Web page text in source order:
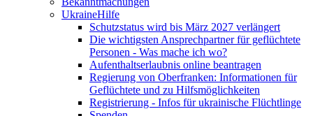
UkraineHilfe
Schutzstatus wird bis März 2027 verlängert
Die wichtigsten Ansprechpartner für geflüchtete
Personen - Was mache ich wo?
Aufenthaltserlaubnis online beantragen
Regierung von Oberfranken: Informationen für
Geflüchtete und zu Hilfsmöglichkeiten
Registrierung - Infos für ukrainische Flüchtlinge